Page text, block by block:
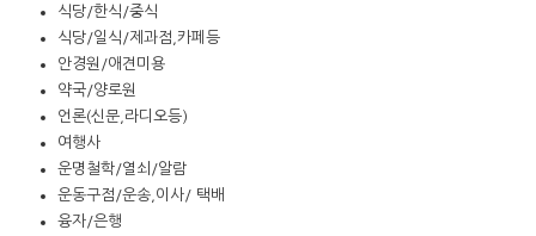
식당/한식/중식
식당/일식/제과점,카페등
안경원/애견미용
약국/양로원
언론(신문,라디오등)
여행사
운명철학/열쇠/알람
운동구점/운송,이사/ 택배
융자/은행